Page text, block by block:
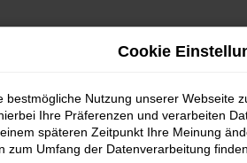
Cookie
bestmögliche Nutzung unserer Webseite
Ihre Präferenzen und verarbeiten
späteren Zeitpunkt Ihre Meinung
zum Umfang der Datenverarbeitung